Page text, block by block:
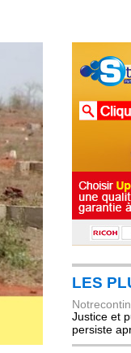
LES
Justice et
persiste